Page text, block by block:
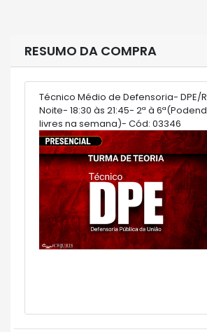
RESUMO DA COMPRA
Técnico Médio de Defensoria- DPE/
Noite- 18:30 às 21:45- 2ª à
livres na semana)- Cód: 03346